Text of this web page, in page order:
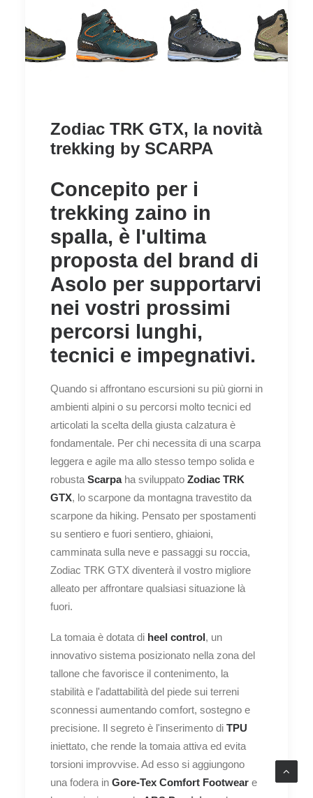
Zodiac TRK GTX, la novità
trekking by SCARPA
Concepito per i
trekking zaino in
spalla, è l'ultima
proposta del brand di
Asolo per supportarvi
nei vostri prossimi
percorsi lunghi,
tecnici e impegnativi.
Quando si affrontano escursioni su più giorni in
ambienti alpini o su percorsi molto tecnici ed
articolati la scelta della giusta calzatura è
fondamentale. Per chi necessita di una scarpa
leggera e agile ma allo stesso tempo solida e
robusta Scarpaha sviluppato Zodiac TRK
GTX, lo scarpone da montagna travestito da
scarpone da hiking. Pensato per spostamenti
su sentiero e fuori sentiero, ghiaioni,
camminata sulla neve e passaggi su roccia,
Zodiac TRK GTX diventerà il vostro migliore
alleato per affrontare qualsiasi situazione là
fuori.
La tomaia è dotata di heel control, un
innovativo sistema posizionato nella zona del
tallone che favorisce il contenimento, la
stabilità e l'adattabilità del piede sui terreni
sconnessi aumentando comfort, sostegno e
precisione. Il segreto è l'inserimento di TPU
iniettato, che rende la tomaia attiva ed evita
torsioni improvvise. Ad esso si aggiungono
una fodera in Gore-Tex Comfort Footwear e